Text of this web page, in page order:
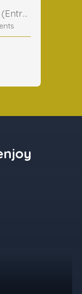
Frederic LECLERC EI (Entreprise Individuelle)